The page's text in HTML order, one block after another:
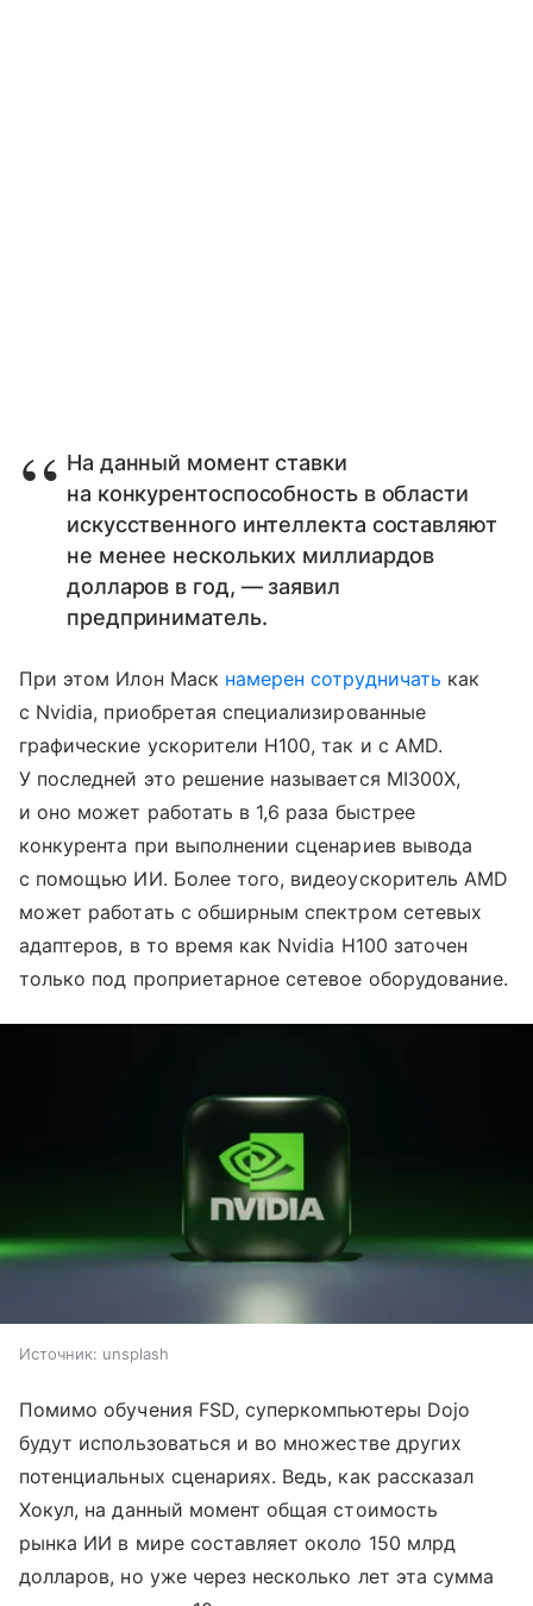
На данный момент ставки
на конкурентоспособность в области
искусственного интеллекта составляют
не менее нескольких миллиардов
долларов в год, — заявил
предприниматель.
При этом Илон Маск намерен сотрудничать как
с Nvidia, приобретая специализированные
графические ускорители H100, так и с AMD.
У последней это решение называется MI300X,
и оно может работать в 1,6 раза быстрее
конкурента при выполнении сценариев вывода
с помощью ИИ. Более того, видеоускоритель AMD
может работать с обширным спектром сетевых
адаптеров, в то время как Nvidia H100 заточен
только под проприетарное сетевое оборудование.
Источник: unsplash
Помимо обучения FSD, суперкомпьютеры Dojo
будут использоваться и во множестве других
потенциальных сценариях. Ведь, как рассказал
Хокул, на данный момент общая стоимость
рынка ИИ в мире составляет около 150 млрд
долларов, но уже через несколько лет эта сумма